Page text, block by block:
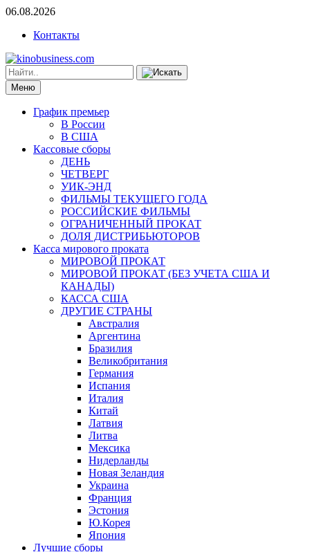
06.08.2026
Контакты
Меню
График премьер
В России
В США
Кассовые сборы
ДЕНЬ
ЧЕТВЕРГ
УИК-ЭНД
ФИЛЬМЫ ТЕКУЩЕГО ГОДА
РОССИЙСКИЕ ФИЛЬМЫ
ОГРАНИЧЕННЫЙ ПРОКАТ
ДОЛЯ ДИСТРИБЬЮТОРОВ
Касса мирового проката
МИРОВОЙ ПРОКАТ
МИРОВОЙ ПРОКАТ (БЕЗ УЧЕТА США И
КАНАДЫ)
КАССА США
ДРУГИЕ СТРАНЫ
Австралия
Аргентина
Бразилия
Великобритания
Германия
Испания
Италия
Китай
Латвия
Литва
Мексика
Нидерланды
Новая Зеландия
Украина
Франция
Эстония
Ю.Корея
Япония
Лучшие сборы